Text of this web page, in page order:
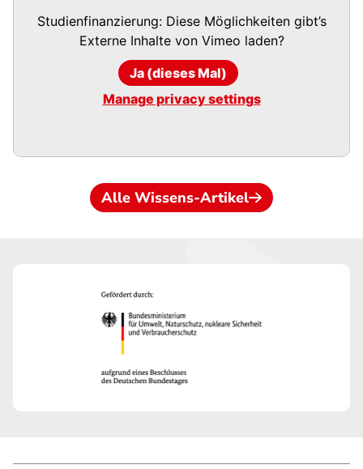
Studienfinanzierung: Diese Möglichkeiten gibt’s
Externe Inhalte von Vimeo laden?
Ja (dieses Mal)
Manage privacy settings
Alle Wissens-Artikel